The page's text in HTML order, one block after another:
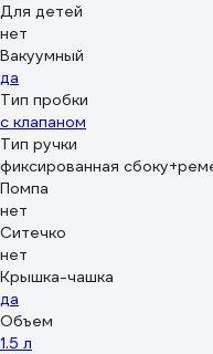
Для детей
нет
Вакуумный
да
Тип пробки
с клапаном
Тип ручки
фиксированная
Помпа
нет
Ситечко
нет
Крышка-чашка
да
Объем
1.5 л